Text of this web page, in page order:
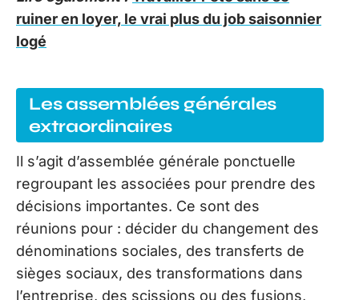
ruiner en loyer, le vrai plus du job saisonnier
logé
Les assemblées générales
extraordinaires
Il s’agit d’assemblée générale ponctuelle
regroupant les associées pour prendre des
décisions importantes. Ce sont des
réunions pour : décider du changement des
dénominations sociales, des transferts de
sièges sociaux, des transformations dans
l’entreprise, des scissions ou des fusions,